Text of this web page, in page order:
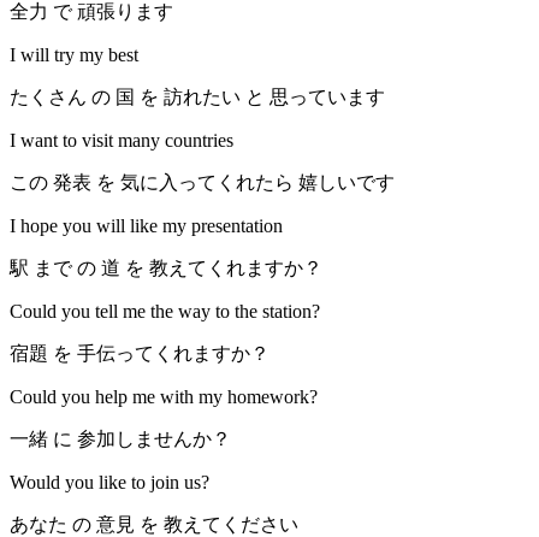
全力 で 頑張ります
I will try my best
たくさん の 国 を 訪れたい と 思っています
I want to visit many countries
この 発表 を 気に入ってくれたら 嬉しいです
I hope you will like my presentation
駅 まで の 道 を 教えてくれますか？
Could you tell me the way to the station?
宿題 を 手伝ってくれますか？
Could you help me with my homework?
一緒 に 参加しませんか？
Would you like to join us?
あなた の 意見 を 教えてください